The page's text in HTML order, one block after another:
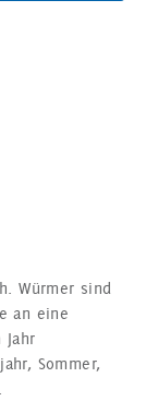
Würmer sind
an eine
Sommer,